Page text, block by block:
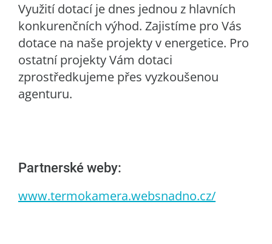
Využití dotací je dnes jednou z hlavních
konkurenčních výhod. Zajistíme pro Vás
dotace na naše projekty v energetice. Pro
ostatní projekty Vám dotaci
zprostředkujeme přes vyzkoušenou
agenturu.
Partnerské weby:
www.termokamera.websnadno.cz/